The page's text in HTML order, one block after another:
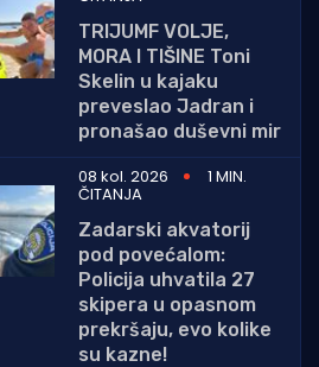
TRIJUMF VOLJE,
MORA I TIŠINE Toni
Skelin u kajaku
preveslao Jadran i
pronašao duševni mir
08 kol. 2026
1 MIN.
ČITANJA
Zadarski akvatorij
pod povećalom:
Policija uhvatila 27
skipera u opasnom
prekršaju, evo kolike
su kazne!